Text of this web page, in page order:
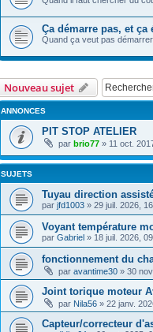
Ça démarre pas, et ça
Quand ça veut pas
Nouveau sujet
ANNONCES
PIT STOP ATELIER
par brio77 » 11 oct.
SUJETS
Tuyau direction
par jfd1003 » 29 juil. 2026,
Voyant température
par Gabriel » 18 juil. 2026,
fonctionnement du
par avantime30 » 30
Joint torique moteur
par Nila56 » 22 janv.
Capteur/correcteur